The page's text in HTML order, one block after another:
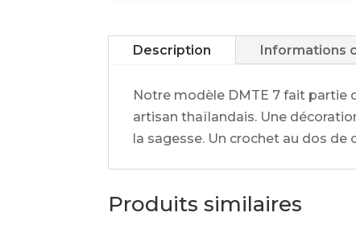
Description Informations
Notre modèle DMTE 7 fait partie
artisan thaïlandais. Une
la sagesse. Un crochet au dos
Produits similaires